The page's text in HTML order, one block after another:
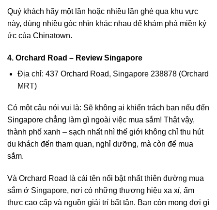
Quý khách hãy một lần hoặc nhiều lần ghé qua khu vực
này, dùng nhiều góc nhìn khác nhau để khám phá miền ký
ức của Chinatown.
4. Orchard Road – Review Singapore
Địa chỉ: 437 Orchard Road, Singapore 238878 (Orchard
MRT)
Có một câu nói vui là: Sẽ không ai khiển trách bạn nếu đến
Singapore chẳng làm gì ngoài việc mua sắm! Thật vậy,
thành phố xanh – sạch nhất nhì thế giới không chỉ thu hút
du khách đến tham quan, nghỉ dưỡng, mà còn để mua
sắm.
Và Orchard Road là cái tên nổi bật nhất thiên đường mua
sắm ở Singapore, nơi có những thương hiệu xa xỉ, ẩm
thực cao cấp và nguồn giải trí bất tận. Bạn còn mong đợi gì